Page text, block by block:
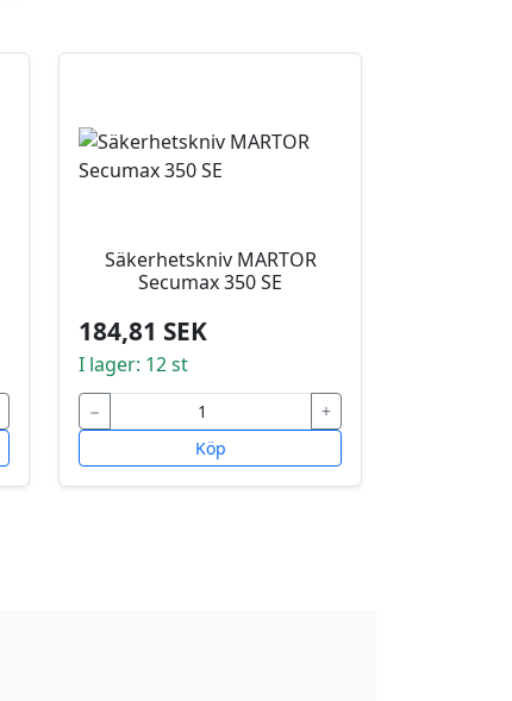
Säkerhetskniv MARTOR
Secumax 350 SE
184,81 SEK
I lager: 12 st
−
+
Köp